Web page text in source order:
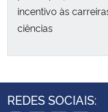
Planaltoincentivo às
ciências
REDES SOCIAIS: